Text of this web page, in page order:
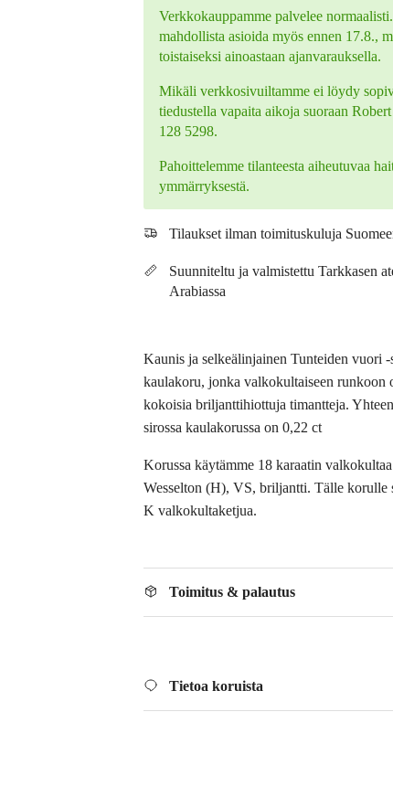
Verkkokauppamme palvelee
mahdollista asioida myös ennen 17.8.,
toistaiseksi ainoastaan ajanvarauksella.
Mikäli verkkosivuiltamme ei löydy
tiedustella vapaita aikoja suoraan
128 5298.
Pahoittelemme tilanteesta aiheutuvaa
ymmärryksestä.
Tilaukset ilman toimituskuluja
Suunniteltu ja valmistettu Tarkkasen
Arabiassa
Kaunis ja selkeälinjainen Tunteiden vuori -
kaulakoru, jonka valkokultaiseen runkoon
kokoisia briljanttihiottuja timantteja.
sirossa kaulakorussa on 0,22 ct
Korussa käytämme 18 karaatin
Wesselton (H), VS, briljantti.Tälle korulle
K valkokultaketjua.
Toimitus & palautus
Tietoa koruista